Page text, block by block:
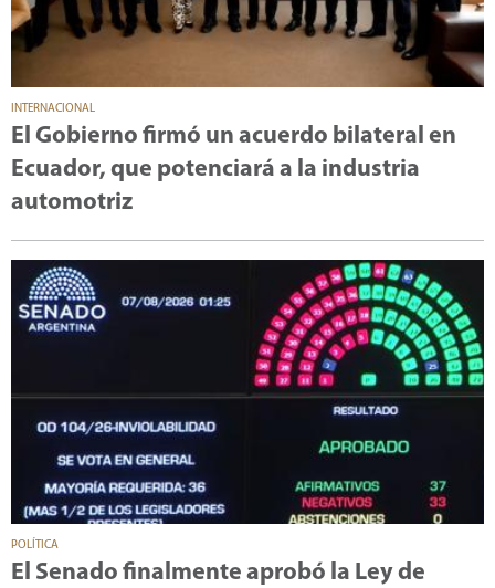
INTERNACIONAL
El Gobierno firmó un acuerdo bilateral en
Ecuador, que potenciará a la industria
automotriz
POLÍTICA
El Senado finalmente aprobó la Ley de